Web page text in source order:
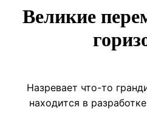
Великие
Назревает что-то
находится в